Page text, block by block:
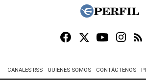
CANALES RSS QUIENES SOMOS CONTÁCTENOS